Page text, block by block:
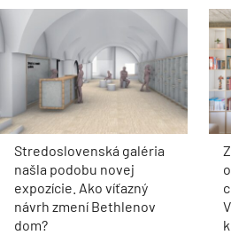
Stredoslovenská galéria
našla podobu novej
expozície. Ako víťazný
návrh zmení Bethlenov
dom?